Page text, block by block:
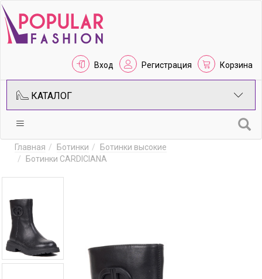
Вход Регистрация Корзина
КАТАЛОГ
Главная Ботинки
Ботинки высокие
Ботинки CARDICIANA